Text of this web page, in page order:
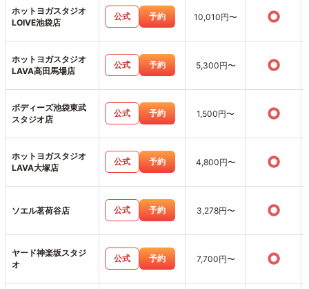
ホットヨガスタジオ
LOIVE池袋店
公式 予約 10,010円〜 ○
ホットヨガスタジオ
LAVA高田馬場店
公式 予約 5,300円〜 ○
ボディーズ池袋東武
スタジオ店
公式 予約 1,500円〜 ○
ホットヨガスタジオ
LAVA大塚店
公式 予約 4,800円〜 ○
ソエル茗荷谷店 公式 予約 3,278円〜 ○
ヤード神楽坂スタジ
オ
公式 予約 7,700円〜 ○